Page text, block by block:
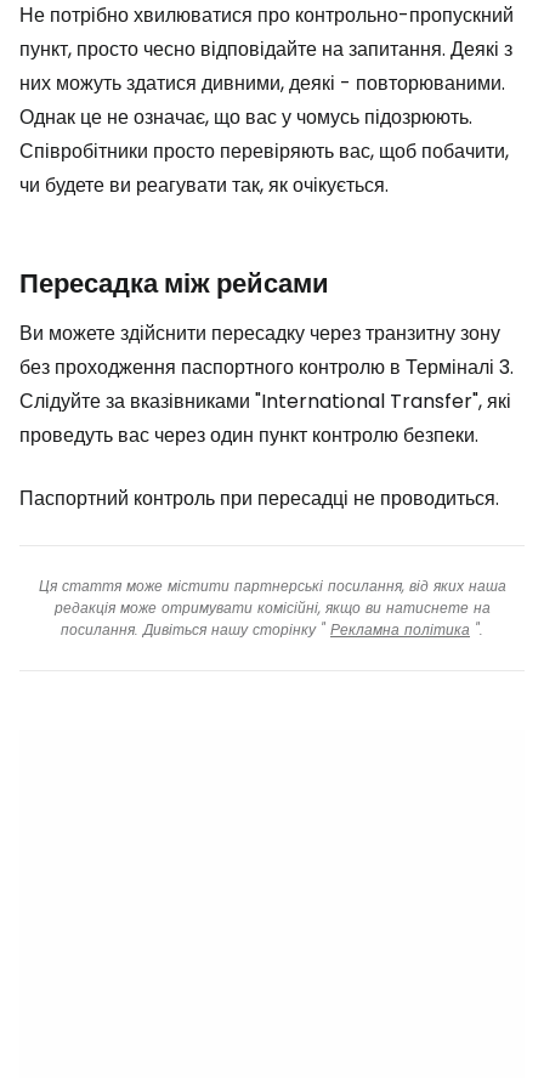
Не потрібно хвилюватися про контрольно-пропускний
пункт, просто чесно відповідайте на запитання. Деякі з
них можуть здатися дивними, деякі - повторюваними.
Однак це не означає, що вас у чомусь підозрюють.
Співробітники просто перевіряють вас, щоб побачити,
чи будете ви реагувати так, як очікується.
Пересадка між рейсами
Ви можете здійснити пересадку через транзитну зону
без проходження паспортного контролю в Терміналі 3.
Слідуйте за вказівниками "International Transfer", які
проведуть вас через один пункт контролю безпеки.
Паспортний контроль при пересадці не проводиться.
Ця стаття може містити партнерські посилання, від яких наша
редакція може отримувати комісійні, якщо ви натиснете на
посилання. Дивіться нашу сторінку " Рекламна політика ".